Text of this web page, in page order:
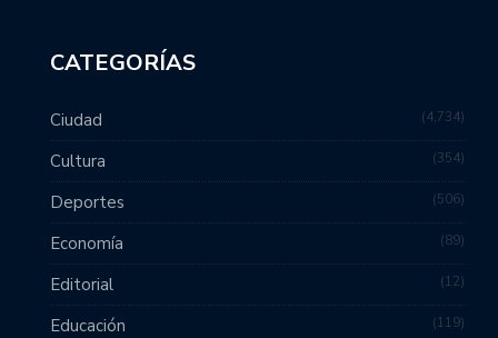
CATEGORÍAS
Ciudad 4,734
Cultura 354
Deportes 506
Economía 89
Editorial 12
Educación 119